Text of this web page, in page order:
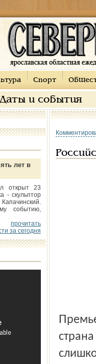
Спорт
Даты и события
лет в
открыт 23
- скульптор
событию,
прочитать
за сегодня
Премьер-министр Бангладеш Халеда Зия заявила, что ее